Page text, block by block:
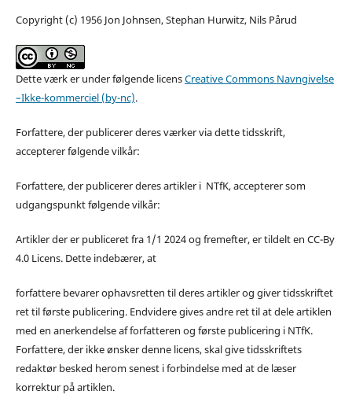
Copyright (c) 1956 Jon Johnsen, Stephan Hurwitz, Nils Pårud
Dette værk er under følgende licensCreative Commons Navngivelse
–Ikke-kommerciel (by-nc).
Forfattere, der publicerer deres værker via dette tidsskrift,
accepterer følgende vilkår:
Forfattere, der publicerer deres artikler i NTfK, accepterer som
udgangspunkt følgende vilkår:
Artikler der er publiceret fra 1/1 2024 og fremefter, er tildelt en CC-By
4.0 Licens. Dette indebærer, at
forfattere bevarer ophavsretten til deres artikler og giver tidsskriftet
ret til første publicering. Endvidere gives andre ret til at dele artiklen
med en anerkendelse af forfatteren og første publicering i NTfK.
Forfattere, der ikke ønsker denne licens, skal give tidsskriftets
redaktør besked herom senest i forbindelse med at de læser
korrektur på artiklen.